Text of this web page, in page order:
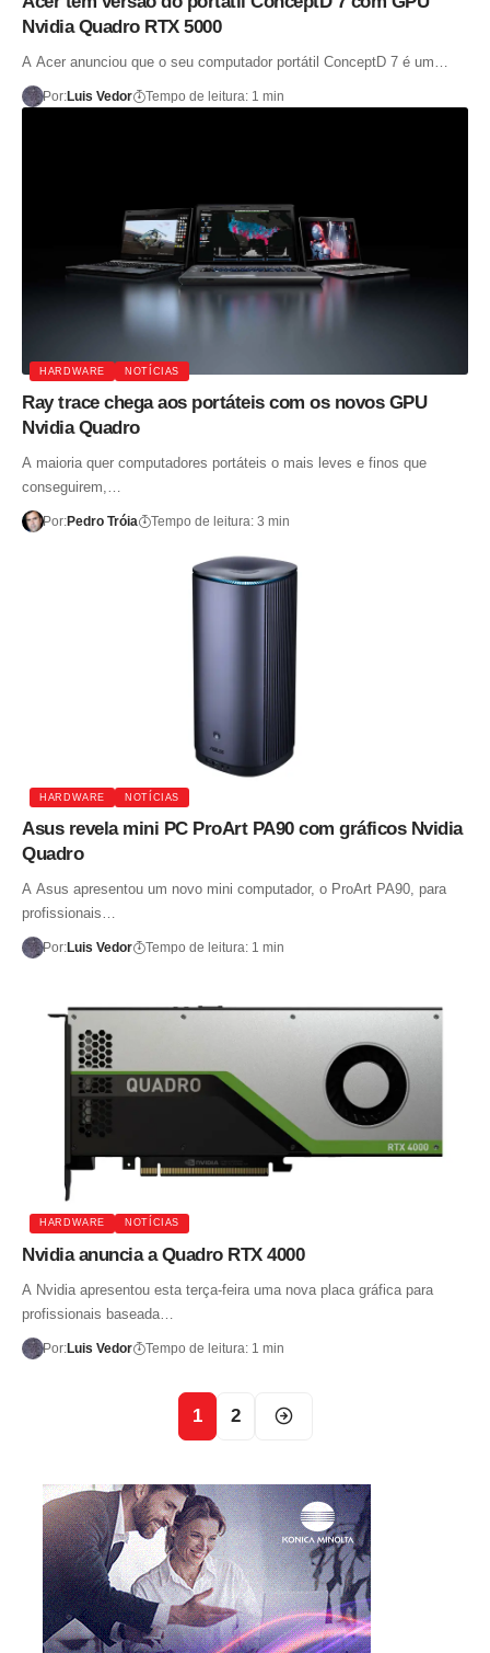
Nvidia Quadro RTX 5000
A Acer anunciou que o seu computador portátil ConceptD 7 é um…
Por:Luis Vedor Tempo de leitura: 1 min
HARDWARE NOTÍCIAS
Ray trace chega aos portáteis com os novos GPU
Nvidia Quadro
A maioria quer computadores portáteis o mais leves e finos que
conseguirem,…
Por:Pedro Tróia Tempo de leitura: 3 min
HARDWARE NOTÍCIAS
Asus revela mini PC ProArt PA90 com gráficos Nvidia
Quadro
A Asus apresentou um novo mini computador, o ProArt PA90, para
profissionais…
Por:Luis Vedor Tempo de leitura: 1 min
HARDWARE NOTÍCIAS
Nvidia anuncia a Quadro RTX 4000
A Nvidia apresentou esta terça-feira uma nova placa gráfica para
profissionais baseada…
Por:Luis Vedor Tempo de leitura: 1 min
1 2